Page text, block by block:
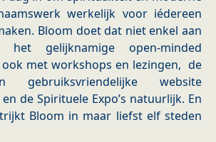
werkelijk voor iédereen
Bloom doet dat niet enkel aan
gelijknamige open-minded
ook met workshops en lezingen, de
gebruiksvriendelijke website
de Spirituele Expo’s natuurlijk. En
Bloom in maar liefst elf steden